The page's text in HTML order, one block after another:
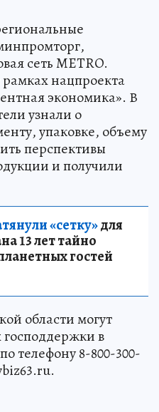
сеть METRO.
нацпроекта
экономика». В
узнали о
упаковке, объему
перспективы
и получили
«сетку»для
13 лет тайно
гостей
области могут
господдержки в
телефону 8-800-300-